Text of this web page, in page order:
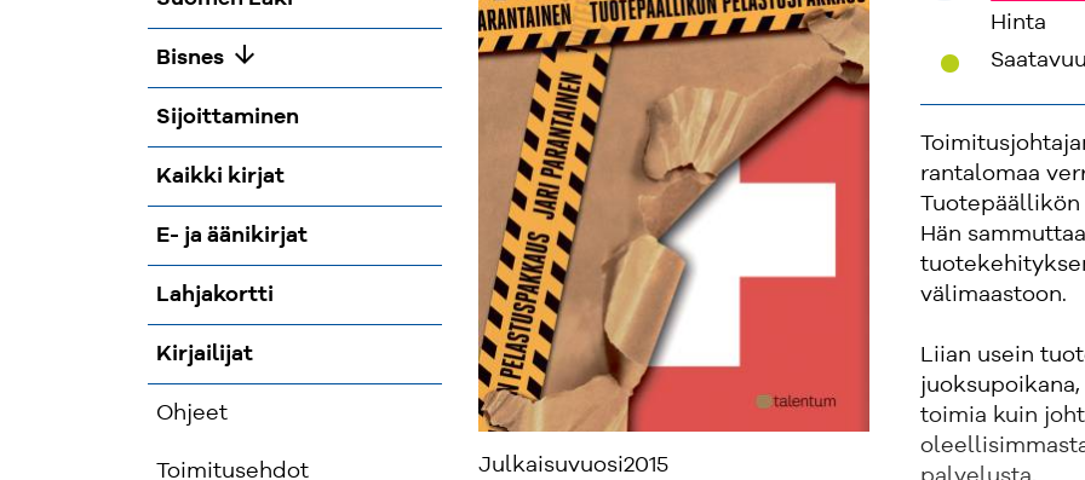
Bisnes arrow_downward
Sijoittaminen
Kaikki kirjat
E- ja äänikirjat
Lahjakortti
Kirjailijat
Ohjeet
Toimitusehdot Julkaisuvuosi2015
Hinta
rantalomaa
Hän
välimaastoon.
Liian usein
toimia kuin